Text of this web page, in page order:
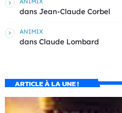
dans Jean-Claude Corbel
ANIMIX
dans Claude Lombard
ARTICLE À LA UNE !